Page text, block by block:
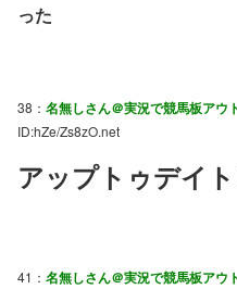
った
38： 名無しさん＠実況で競馬板アウ
ID:hZe/Zs8zO.net
アップトゥデイ
41： 名無しさん＠実況で競馬板アウ